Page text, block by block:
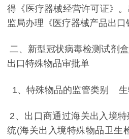
得《医疗器械经营许可证》
监局办理《医疗器械产品出口
二、新型冠状病毒检测试剂
出口特殊物品审批单
1、特殊物品的监管类别
2 、出口商通过海关出入境
统(海关出入境特殊物品卫生